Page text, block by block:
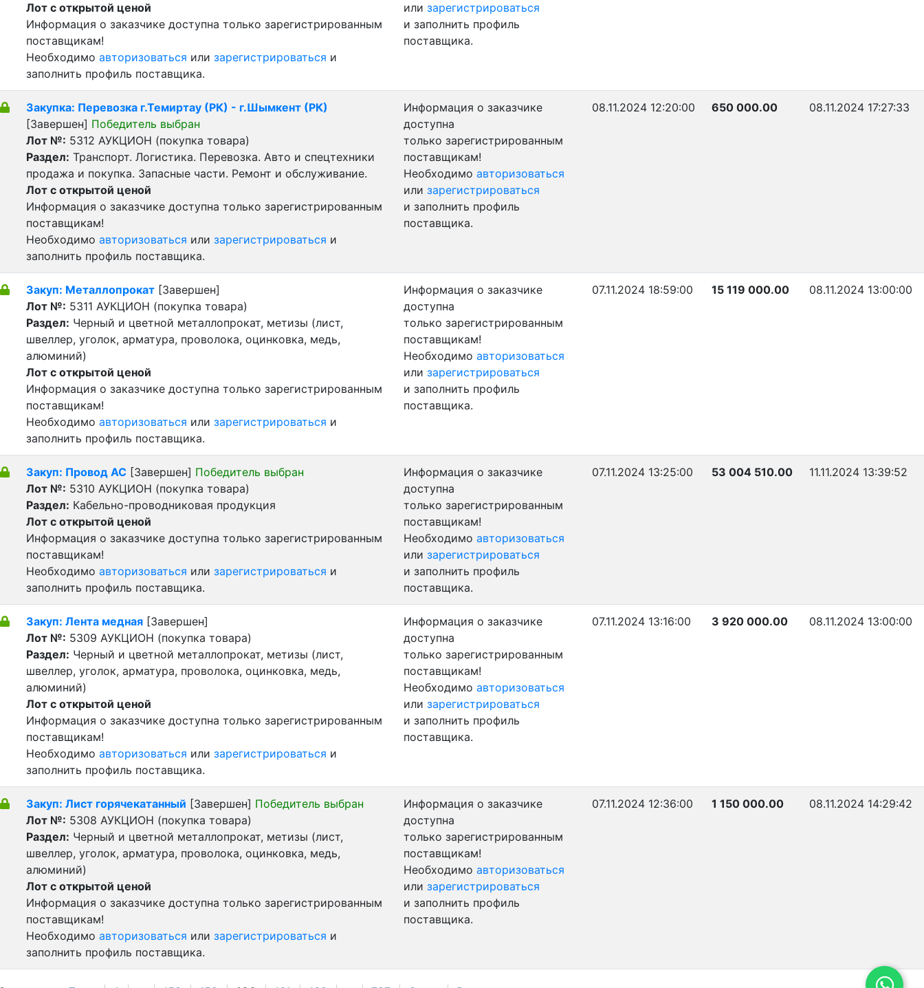
Лот с открытой ценой
Информация о заказчике доступна только зарегистрированным
поставщикам!
Необходимо авторизоваться или зарегистрироваться и
заполнить профиль поставщика.
или зарегистрироваться
и заполнить профиль
поставщика.
Закупка: Перевозка г.Темиртау (РК) - г.Шымкент (РК)
[Завершен] Победитель выбран
Лот №: 5312 АУКЦИОН (покупка товара)
Раздел: Транспорт. Логистика. Перевозка. Авто и спецтехники
продажа и покупка. Запасные части. Ремонт и обслуживание.
Лот с открытой ценой
Информация о заказчике доступна только зарегистрированным
поставщикам!
Необходимо авторизоваться или зарегистрироваться и
заполнить профиль поставщика.
Информация о заказчике
доступна
только зарегистрированным
поставщикам!
Необходимо авторизоваться
или зарегистрироваться
и заполнить профиль
поставщика.
08.11.2024 12:20:00 650 000.00 08.11.2024 17:27:33
Закуп: Металлопрокат [Завершен]
Лот №: 5311 АУКЦИОН (покупка товара)
Раздел: Черный и цветной металлопрокат, метизы (лист,
швеллер, уголок, арматура, проволока, оцинковка, медь,
алюминий)
Лот с открытой ценой
Информация о заказчике доступна только зарегистрированным
поставщикам!
Необходимо авторизоваться или зарегистрироваться и
заполнить профиль поставщика.
Информация о заказчике
доступна
только зарегистрированным
поставщикам!
Необходимо авторизоваться
или зарегистрироваться
и заполнить профиль
поставщика.
07.11.2024 18:59:00 15 119 000.00 08.11.2024 13:00:00
Закуп: Провод АС [Завершен] Победитель выбран
Лот №: 5310 АУКЦИОН (покупка товара)
Раздел: Кабельно-проводниковая продукция
Лот с открытой ценой
Информация о заказчике доступна только зарегистрированным
поставщикам!
Необходимо авторизоваться или зарегистрироваться и
заполнить профиль поставщика.
Информация о заказчике
доступна
только зарегистрированным
поставщикам!
Необходимо авторизоваться
или зарегистрироваться
и заполнить профиль
поставщика.
07.11.2024 13:25:00 53 004 510.00 11.11.2024 13:39:52
Закуп: Лента медная [Завершен]
Лот №: 5309 АУКЦИОН (покупка товара)
Раздел: Черный и цветной металлопрокат, метизы (лист,
швеллер, уголок, арматура, проволока, оцинковка, медь,
алюминий)
Лот с открытой ценой
Информация о заказчике доступна только зарегистрированным
поставщикам!
Необходимо авторизоваться или зарегистрироваться и
заполнить профиль поставщика.
Информация о заказчике
доступна
только зарегистрированным
поставщикам!
Необходимо авторизоваться
или зарегистрироваться
и заполнить профиль
поставщика.
07.11.2024 13:16:00 3 920 000.00 08.11.2024 13:00:00
Закуп: Лист горячекатанный [Завершен] Победитель выбран
Лот №: 5308 АУКЦИОН (покупка товара)
Раздел: Черный и цветной металлопрокат, метизы (лист,
швеллер, уголок, арматура, проволока, оцинковка, медь,
алюминий)
Лот с открытой ценой
Информация о заказчике доступна только зарегистрированным
поставщикам!
Необходимо авторизоваться или зарегистрироваться и
заполнить профиль поставщика.
Информация о заказчике
доступна
только зарегистрированным
поставщикам!
Необходимо авторизоваться
или зарегистрироваться
и заполнить профиль
поставщика.
07.11.2024 12:36:00 1 150 000.00 08.11.2024 14:29:42